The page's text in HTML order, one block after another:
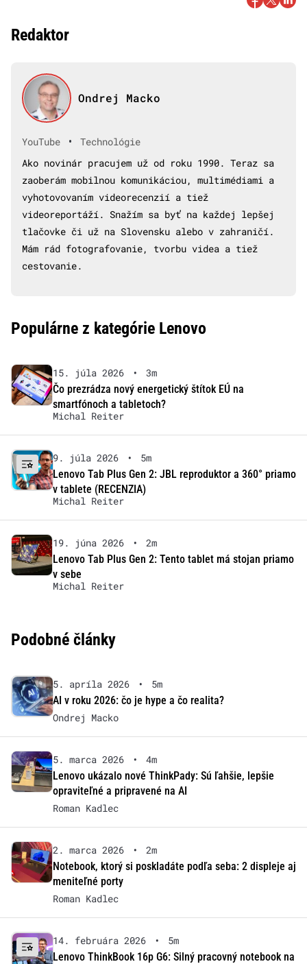
Redaktor
Ondrej Macko
YouTube •
Technológie
Ako novinár pracujem už od roku 1990. Teraz sa
zaoberám mobilnou komunikáciou, multimédiami a
vyhotovovaním videorecenzií a tiež
videoreportáží. Snažím sa byť na každej lepšej
tlačovke či už na Slovensku alebo v zahraničí.
Mám rád fotografovanie, tvorbu videa a tiež
cestovanie.
Populárne z kategórie Lenovo
15. júla 2026 •
3m
Čo prezrádza nový energetický štítok EÚ na
smartfónoch a tabletoch?
Michal Reiter
9. júla 2026 •
5m
Lenovo Tab Plus Gen 2: JBL reproduktor a 360° priamo
v tablete (RECENZIA)
Michal Reiter
19. júna 2026 •
2m
Lenovo Tab Plus Gen 2: Tento tablet má stojan priamo
v sebe
Michal Reiter
Podobné články
5. apríla 2026 •
5m
AI v roku 2026: čo je hype a čo realita?
Ondrej Macko
5. marca 2026 •
4m
Lenovo ukázalo nové ThinkPady: Sú ľahšie, lepšie
opraviteľné a pripravené na AI
Roman Kadlec
2. marca 2026 •
2m
Notebook, ktorý si poskladáte podľa seba: 2 displeje aj
meniteľné porty
Roman Kadlec
14. februára 2026 •
5m
Lenovo ThinkBook 16p G6: Silný pracovný notebook na